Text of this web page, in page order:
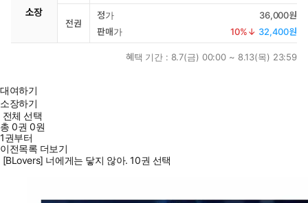
소장
전권
정가
36,000원
판매가
10%↓ 32,400원
혜택 기간 : 8.7(금) 00:00 ~ 8.13(목) 23:59
대여하기
소장하기
전체 선택
총0권 0원
1권부터
이전목록 더보기
[BLovers] 너에게는 닿지 않아. 10권 선택